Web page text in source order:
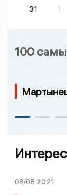
31 1
100
08/08 20:21